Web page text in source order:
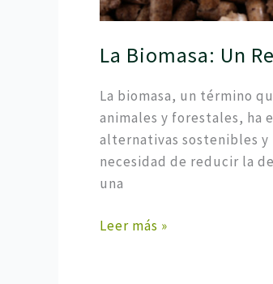
La Biomasa: Un
La biomasa, un término
animales y forestales, ha
alternativas sostenibles y
necesidad de reducir la
una
Leer más »